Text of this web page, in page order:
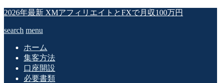
2026年最新 XMアフィリエイトとFXで月収100万円
search menu
ホーム
集客方法
口座開設
必要書類